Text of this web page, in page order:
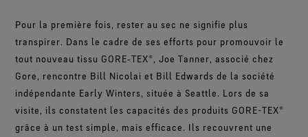
Pour la première fois, rester au sec ne signifie plus
transpirer. Dans le cadre de ses efforts pour promouvoir le
tout nouveau tissu GORE‑TEX®, Joe Tanner, associé chez
Gore, rencontre Bill Nicolai et Bill Edwards de la société
indépendante Early Winters, située à Seattle. Lors de sa
visite, ils constatent les capacités des produits GORE-TEX®
grâce à un test simple, mais efficace. Ils recouvrent une